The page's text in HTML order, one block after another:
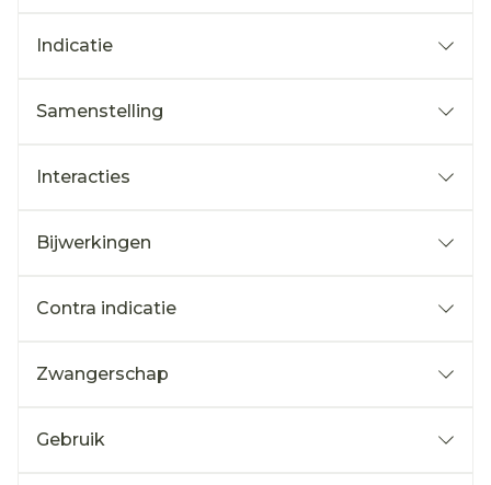
Indicatie
Samenstelling
Interacties
Bijwerkingen
Contra indicatie
Zwangerschap
Gebruik